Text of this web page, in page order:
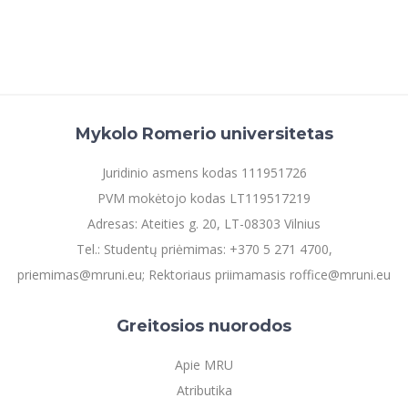
Mykolo Romerio universitetas
Juridinio asmens kodas 111951726
PVM mokėtojo kodas LT119517219
Adresas: Ateities g. 20, LT-08303 Vilnius
Tel.: Studentų priėmimas: +370 5 271 4700,
priemimas@mruni.eu; Rektoriaus priimamasis roffice@mruni.eu
Greitosios nuorodos
Apie MRU
Atributika